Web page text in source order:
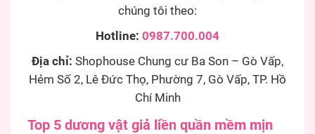
chúng tôi theo:
Hotline: 0987.700.004
Địa chỉ: Shophouse Chung cư Ba Son – Gò Vấp,
Hẻm Số 2, Lê Đức Thọ, Phường 7, Gò Vấp, TP. Hồ
Chí Minh
Top 5 dương vật giả liền quần mềm mịn